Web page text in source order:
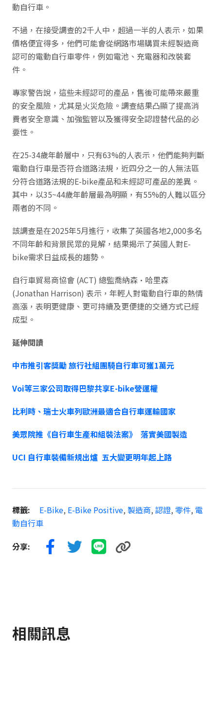
動自行車。
不過，在接受調查的2千人中，超過一半的人表示，如果
價格便宜得多，他們可能會從網路市場購買未經製造商
認可的電動自行車零件，例如電池、充電器和改裝套
件。
專家警告說，這些未經認可的產品，售後可能帶來嚴重
的安全風險，尤其是火災危險。調查結果凸顯了提高消
費者安全意識、加強監管以及獲得安全認證替代品的必
要性。
在25-34歲年齡層中，只有63%的人表示，他們能夠判斷
電動自行車是否符合道路法規，近四分之一的人無法區
分符合道路法規的E-bike產品和未經認可產品的差異。
其中，以35~44歲年齡層最為明顯，有55%的人難以區分
兩者的不同。
該調查是在2025年5月進行，收集了英國各地2,000多名
不同年齡和背景民眾的見解，結果揭示了英國人對E-
bike需求日益成長的趨勢。
自行車貿易商協會 (ACT) 總監喬納森·哈里森
(Jonathan Harrison) 表示，年輕人對電動自行車的熱情
高漲，表明更健康、更可持續及更便捷的交通方式已經
成型。
延伸閱讀
中市推引客獎勵 旅行社組團騎自行車可獲1萬元
Voi等三家公司取得巴黎共享E-bike營運權
比利時、瑞士火車列歐洲最適合自行車運輸國家
美眾院推《自行車生產和組裝法案》 落實美國製造
UCI 自行車裝備新規出爐 五大變更明年起上路
標籤: E-Bike, E-Bike Positive, 製造商, 認證, 零件, 電
動自行車
分享:
相關訊息